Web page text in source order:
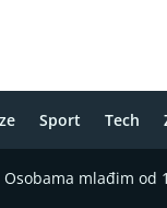
Sport Tech
mlađim